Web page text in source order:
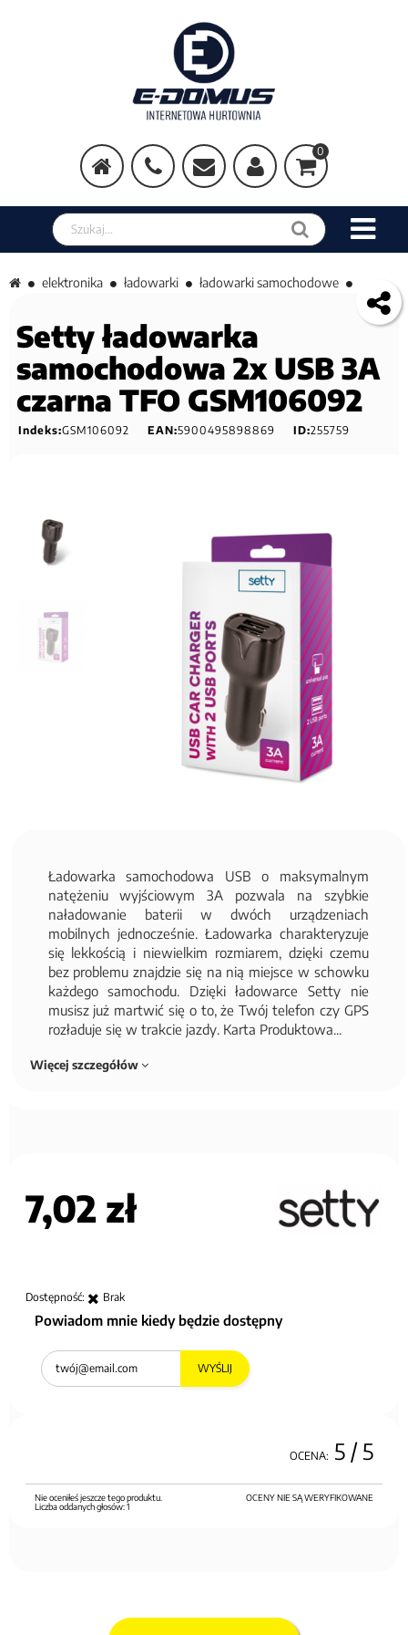
0
Szukaj w sklepie
elektronika ładowarki ładowarki samochodowe
Setty ładowarka
samochodowa 2x USB 3A
czarna TFO GSM106092
Indeks:GSM106092 EAN:5900495898869 ID:255759
Ładowarka samochodowa USB o maksymalnym
natężeniu wyjściowym 3A pozwala na szybkie
naładowanie baterii w dwóch urządzeniach
mobilnych jednocześnie. Ładowarka charakteryzuje
się lekkością i niewielkim rozmiarem, dzięki czemu
bez problemu znajdzie się na nią miejsce w schowku
każdego samochodu. Dzięki ładowarce Setty nie
musisz już martwić się o to, że Twój telefon czy GPS
rozładuje się w trakcie jazdy. Karta Produktowa...
Więcej szczegółów
7,02 zł
Dostępność: Brak
Powiadom mnie kiedy będzie dostępny
WYŚLIJ
OCENA: 5 / 5
OCENY NIE SĄ WERYFIKOWANE
Nie oceniłeś jeszcze tego produktu.
Liczba oddanych głosów:1